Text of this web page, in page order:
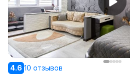
4.6 10 отзывов